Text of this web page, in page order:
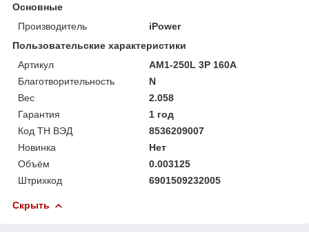
Основные
Производитель
iPower
Пользовательские характеристики
Артикул
AM1-250L 3P 160A
Благотворительность
N
Вес
2.058
Гарантия
1 год
Код ТН ВЭД
8536209007
Новинка
Нет
Объём
0.003125
Штрихкод
6901509232005
Скрыть